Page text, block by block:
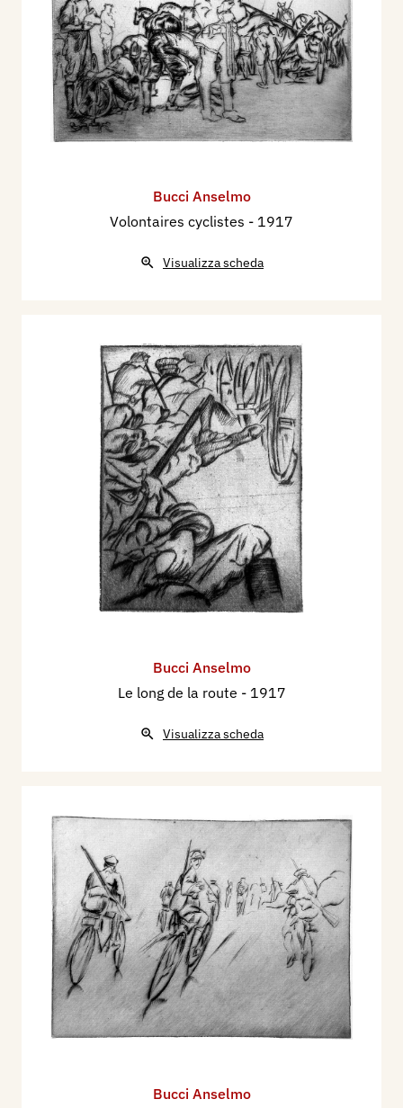
Bucci Anselmo
Volontaires cyclistes - 1917
Visualizza scheda
Bucci Anselmo
Le long de la route - 1917
Visualizza scheda
Bucci Anselmo